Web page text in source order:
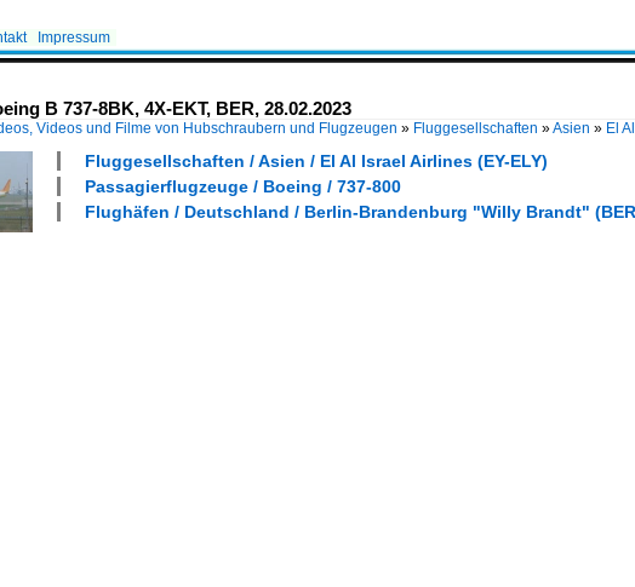
Impressum
B 737-8BK, 4X-EKT, BER, 28.02.2023
Videos und Filme von Hubschraubern und Flugzeugen » Fluggesellschaften »Asien » El
Fluggesellschaften / Asien / El Al Israel Airlines (EY-ELY)
Passagierflugzeuge / Boeing / 737-800
Flughäfen / Deutschland / Berlin-Brandenburg "Willy Brandt"